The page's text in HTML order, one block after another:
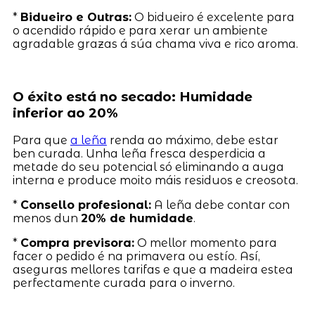
* Bidueiro e Outras:O bidueiro é excelente para
o acendido rápido e para xerar un ambiente
agradable grazas á súa chama viva e rico aroma.
O éxito está no secado: Humidade
inferior ao 20%
Para que a leña renda ao máximo, debe estar
ben curada. Unha leña fresca desperdicia a
metade do seu potencial só eliminando a auga
interna e produce moito máis residuos e creosota.
* Consello profesional:A leña debe contar con
menos dun 20% de humidade.
* Compra previsora:O mellor momento para
facer o pedido é na primavera ou estío. Así,
aseguras mellores tarifas e que a madeira estea
perfectamente curada para o inverno.